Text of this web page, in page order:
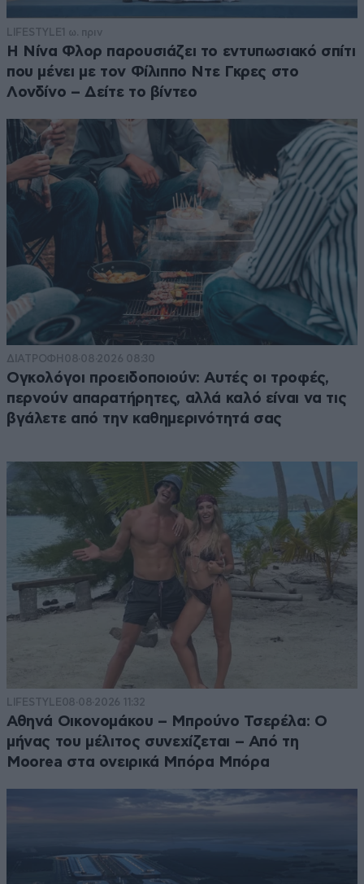
LIFESTYLE1 ω. πριν
Η Νίνα Φλορ παρουσιάζει το εντυπωσιακό σπίτι
που μένει με τον Φίλιππο Ντε Γκρες στο
Λονδίνο – Δείτε το βίντεο
ΔΙΑΤΡΟΦΗ 08·08·2026 08:30
Ογκολόγοι προειδοποιούν: Αυτές οι τροφές,
περνούν απαρατήρητες, αλλά καλό είναι να τις
βγάλετε από την καθημερινότητά σας
LIFESTYLE08·08·2026 11:32
Αθηνά Οικονομάκου – Μπρούνο Τσερέλα: Ο
μήνας του μέλιτος συνεχίζεται – Από τη
Moorea στα ονειρικά Μπόρα Μπόρα